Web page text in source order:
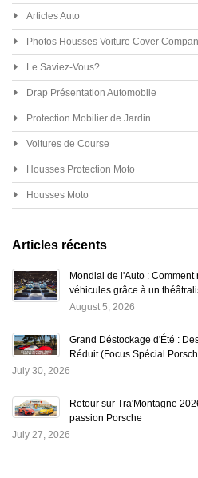
Articles Auto
Photos Housses Voiture Cover
Le Saviez-Vous?
Drap Présentation Automobile
Protection Mobilier de Jardin
Voitures de Course
Housses Protection Moto
Housses Moto
Articles récents
Mondial de l'Auto :
véhicules grâce à un
August 5, 2026
Grand Déstockage d'Été :
Réduit (Focus Spécial
July 30, 2026
Retour sur Tra'Montagne
passion Porsche
July 27, 2026